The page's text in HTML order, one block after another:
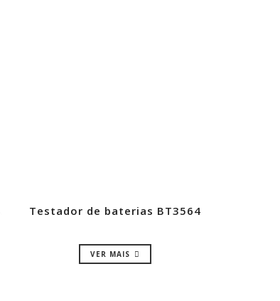
Testador de baterias BT3564
VER MAIS